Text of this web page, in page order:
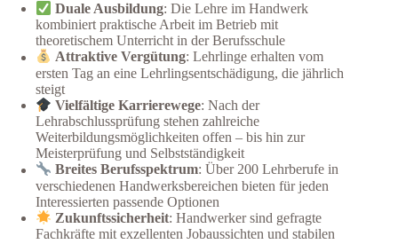
Duale Ausbildung: Die Lehre im Handwerk
kombiniert praktische Arbeit im Betrieb mit
theoretischem Unterricht in der Berufsschule
Attraktive Vergütung: Lehrlinge erhalten vom
ersten Tag an eine Lehrlingsentschädigung, die jährlich
steigt
Vielfältige Karrierewege: Nach der
Lehrabschlussprüfung stehen zahlreiche
Weiterbildungsmöglichkeiten offen – bis hin zur
Meisterprüfung und Selbstständigkeit
Breites Berufsspektrum: Über 200 Lehrberufe in
verschiedenen Handwerksbereichen bieten für jeden
Interessierten passende Optionen
Zukunftssicherheit: Handwerker sind gefragte
Fachkräfte mit exzellenten Jobaussichten und stabilen